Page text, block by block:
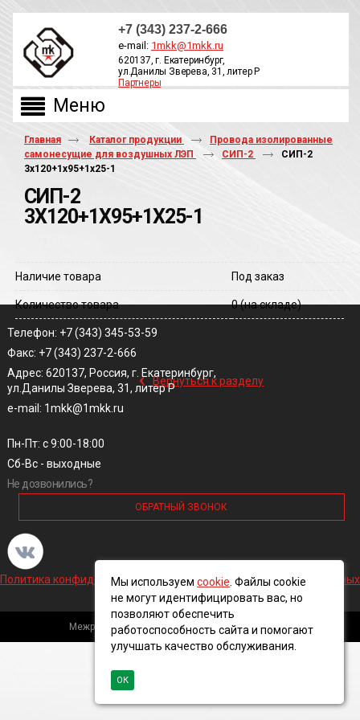
+7 (343) 237-2-666
e-mail: 1mkk@1mkk.ru
620137, г. Екатеринбург,
ул.Данилы Зверева, 31, литер Р
Партнеры
Главная Каталог продукции
Провода изолированные
самонесущие для воздушных ЛЭП
СИП-2
СИП-2
3х120+1х95+1х25-1
СИП-2
3Х120+1Х95+1Х25-1
Наличие товара Под заказ
Количество товара 0(на складе)
‹ Вернуться к разделу
Телефон: +7 (343) 345-53-59
Факс: +7 (343) 237-2-666
Адрес: 620137, Россия, г. Екатеринбург,
ул.Данилы Зверева, 31, литер Р
e-mail: 1mkk@1mkk.ru
Пн-Пт: с 9:00-18:00
Сб-Вс - выходные
Не дозвонились?
ОБРАТНЫЙ ЗВОНОК
Политика конфиденциальности и обработки персональных данных
Межрегиональная кабельная компания, 2016 ©
Мы используем cookie . Файлы cookie
не могут идентифицировать вас, но
позволяют обеспечить
работоспособность сайта и помогают
улучшать качество обслуживания.
ОК